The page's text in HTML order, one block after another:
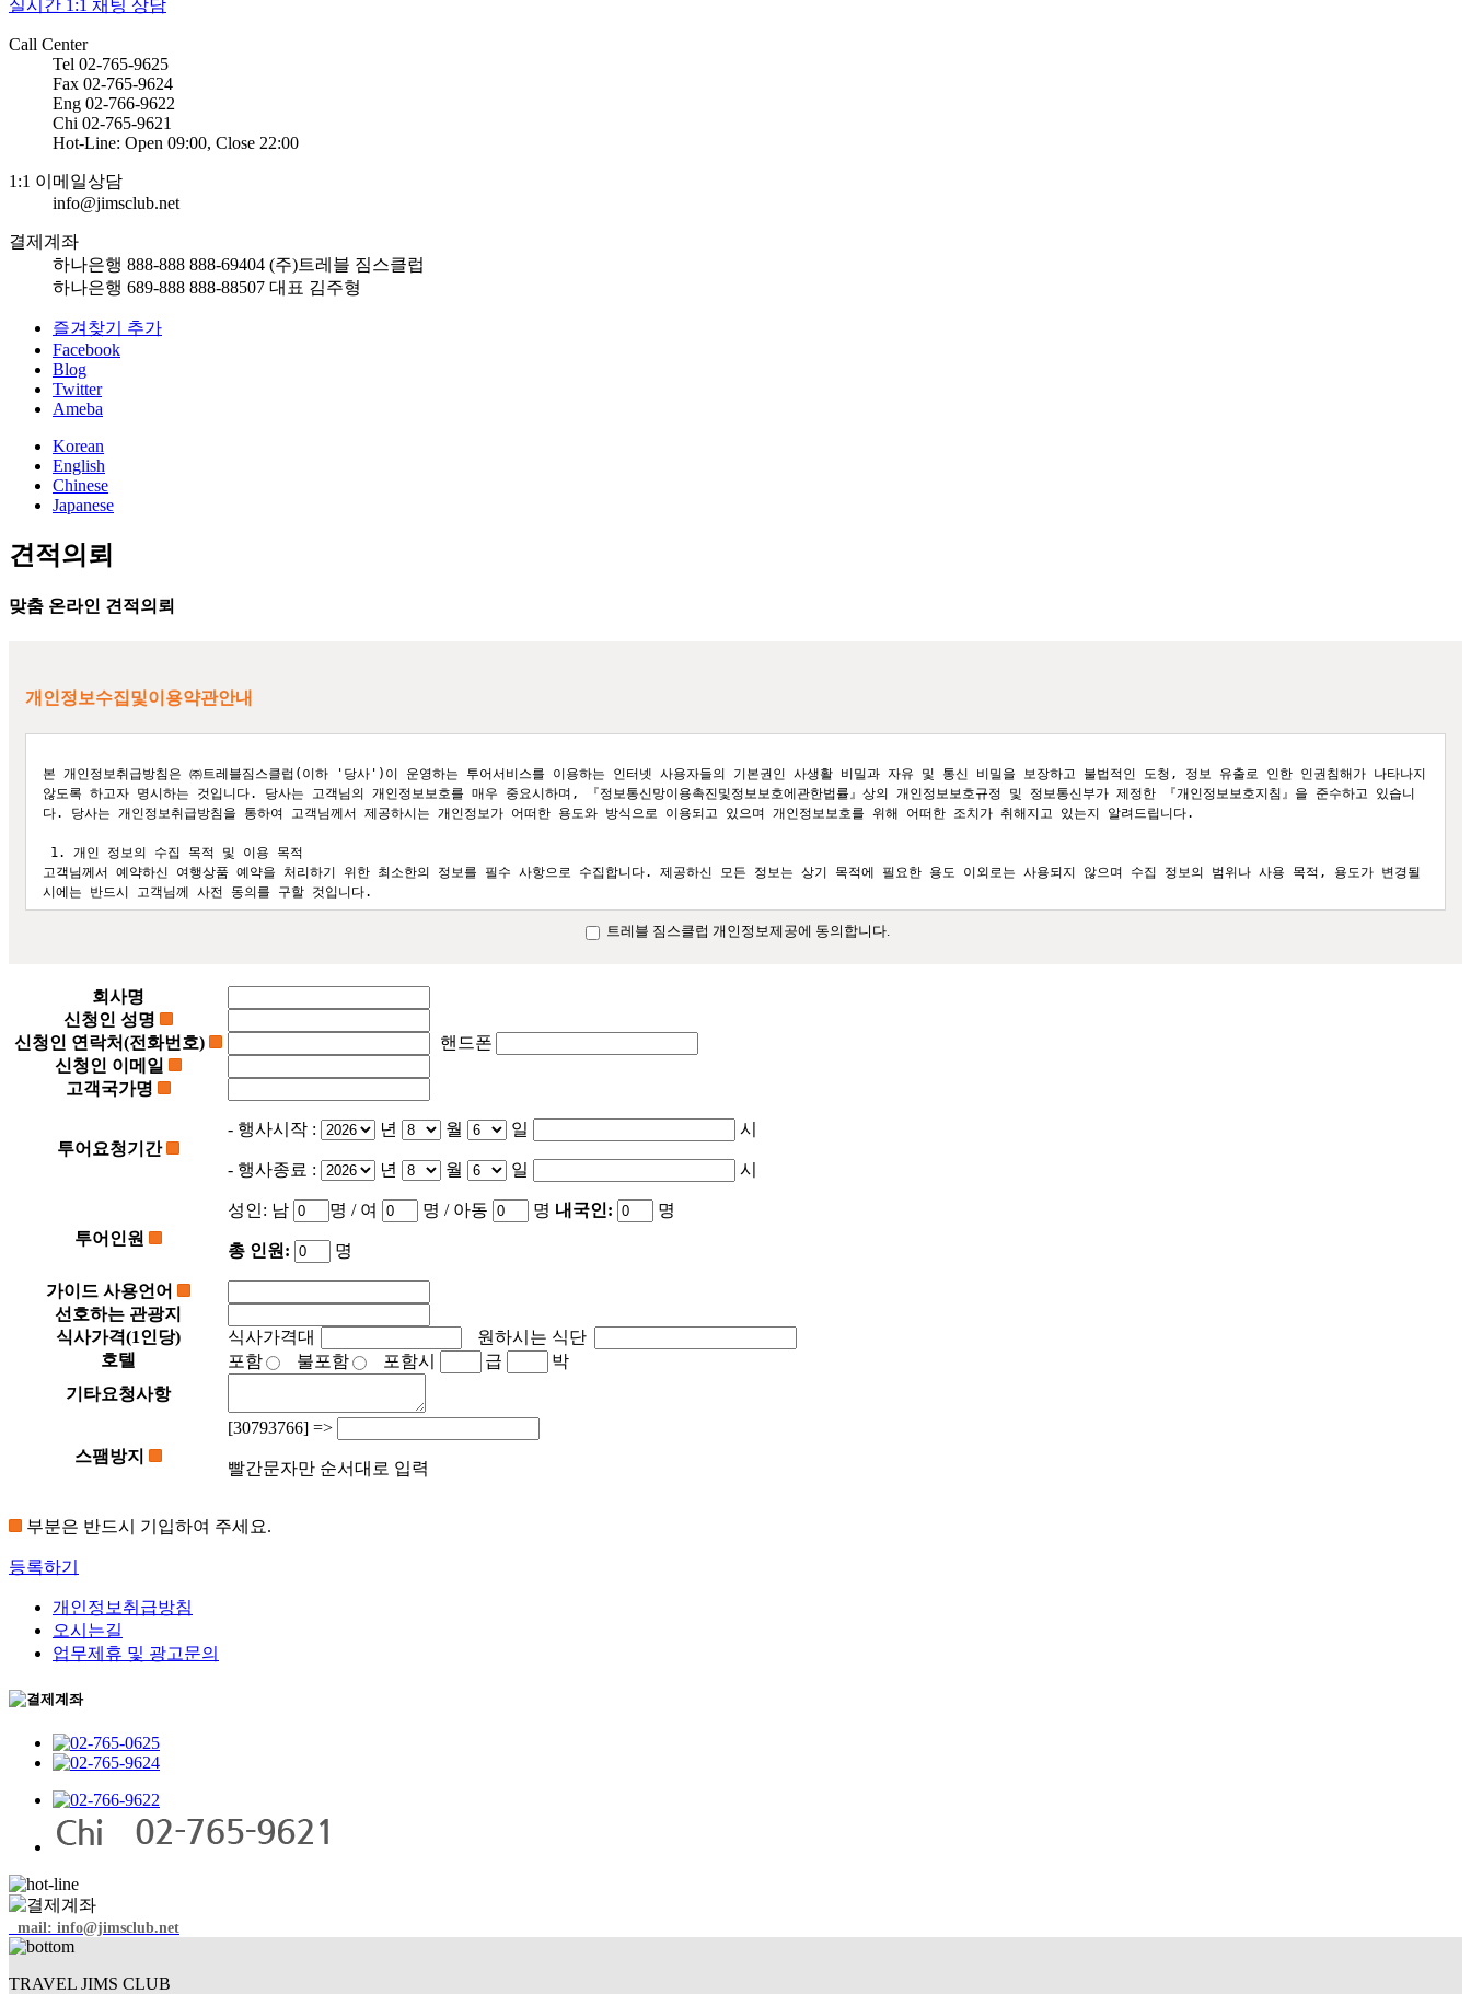
실시간 1:1 채팅 상담
Call Center
Tel 02-765-9625
Fax 02-765-9624
Eng 02-766-9622
Chi 02-765-9621
Hot-Line: Open 09:00, Close 22:00
1:1 이메일상담
info@jimsclub.net
결제계좌
하나은행 888-888 888-69404 (주)트레블 짐스클럽
하나은행 689-888 888-88507 대표 김주형
즐겨찾기 추가
Facebook
Blog
Twitter
Ameba
Korean
English
Chinese
Japanese
견적의뢰
맞춤 온라인 견적의뢰
개인정보수집및이용약관안내
본 개인정보취급방침은 ㈜트레블짐스클럽(이하 '당사')이 운영하는 투어서비스를 이용하는 인터넷 사용자들의 기본권인 사생활 비밀과 자유 및 통신 비밀을 보장하고 불법적인 도청, 정보 유출로 인한 인권침해가 나타나지
않도록 하고자 명시하는 것입니다. 당사는 고객님의 개인정보보호를 매우 중요시하며, 『정보통신망이용촉진및정보보호에관한법률』상의 개인정보보호규정 및 정보통신부가 제정한 『개인정보보호지침』을 준수하고 있습니
다. 당사는 개인정보취급방침을 통하여 고객님께서 제공하시는 개인정보가 어떠한 용도와 방식으로 이용되고 있으며 개인정보보호를 위해 어떠한 조치가 취해지고 있는지 알려드립니다.
고객님께서 예약하신 여행상품 예약을 처리하기 위한 최소한의 정보를 필수 사항으로 수집합니다. 제공하신 모든 정보는 상기 목적에 필요한 용도 이외로는 사용되지 않으며 수집 정보의 범위나 사용 목적, 용도가 변경될
시에는 반드시 고객님께 사전 동의를 구할 것입니다.
-예약내역의 확인 및 상담 목적: 전화번호, E-mail주소, 핸드폰번호, 기타 연락처
고객님이 당사에 제공하는 개인정보는 예약서비스를 받는 동안 예약기록과 함께 보유하며 예약서비스 제공을 위해서만 이용하게 됩니다.
3. 개인정보의 이용기간 및 보유기간
고객님의 개인정보는 다음과 같이 개인정보의 수집목적 또는 제공받은 목적이 달성되면 파기됩니다. 단, 상법 등 관련법령의 규정에 의하여 다음과 같이 거래 관련 권리 의무 관계의 확인 등을 이유로 일정 기간 보유하여
야 할 필요가 있을 경우에는 일정기간 보유합니다.
- 대금결제 및 재화 등의 공급에 관한 기록 : 5년
- 소비자의 불만 또는 분쟁처리에 관한 기록 : 3년
원칙적으로 당사는 고객님의 개인정보를 서비스와 무관한 타 기업, 기관에 공개하지 않습니다. 다만, 고객님의 개인정보를 공유하는 경우 다음과 같습니다.
- 항공기 탑승, 선박승선, 렌터카 대여, 호텔 숙박 등을 위해 국내외 항공사나, 해운업체, 렌터카, 호텔 업체에 제공됩니다.
- 당사는 여행자의 개인정보를 활용하여 고객님을 위한 맞춤서비스, 커뮤니티서비스, 모바일서비스 등을 제공할 수 있습니다.
- 여행자보험에 가입하는 경우 해당 보험사에 제공됩니다.
- 당사는 새로운 기술개발이나 보다 나은 서비스의 제공을 위하여 이용자들의 개인정보를 공유 할 수 있습니다. 이 경우에도 정보수집 또는 정보제공 이전에 이용자들에게 개인정보를 공유할 기관이나 단체가 누구인지, 어
떤 정보가 왜 필요한지, 그리고 언제까지 어떻게 보호되고 관리되는지 알려드리고 동의를 구하는 절차를 거치게 되며, 이용자들의 동의가 없는 경우에는 추가적인 정보를 임의로 수집하거나 공유하지 않습니다.
이외에는 아래의 경우에 준합니다.
- 관계법령에 의하여 수사상의 목적으로 관계기관으로부터의 요구가 있을 경우
- 통계작성학술연구나 시장조사를 위하여 특정 개인을 식별할 수 없는 형태로 광고주협력사나 연구단체 등에 제공하는 경우
- 기타 관계법령에서 정한 절차에 따른 요청이 있는 경우
- 문화관광부 인증 우수상품에 관한 해당 관련기관의 요청이 있는 경우
- 서비스 제공에 따른 요금정산을 위하여 필요한 경우
- 홈페이지에 게시한  이용 약관 또는 운영원칙을 위반한 경우
- 투어서비스를 이용하여 타인에게 정신적, 물질적 피해를 줌으로써 그에 대한 법적인 조치를 취하기 위하여 개인정보를 공개해야 한다고 판단되는 충분한 근거가 있는 경우
우
습니다. 본래의 수집목적 및 이용목적에 반하여 무분별하게 정보가 제공되지 않도록 최대한 노력하겠습니다.
당사는 고객님이 예약시 개인정보취급방침 「동의」를 체크하면 개인정보 수집에 대해 동의한 것과 동일시합니다.
당사는 귀하의 정보를 수시로 저장하고 찾아내는 쿠키(Cookie)를 운용합니다. 쿠키란 당사의 웹사이트를 운영하는데 이용되는 서버가 귀하의 브라우저에 보내는 아주 작은 텍스트 파일로서 이용자의 컴퓨터 하드디스크에
저장되며, 이는 이용자의 방문형태, 이용형태 등을 파악하여 더욱 편리한 서비스를 만들어 제공할 수 있도록 하는데 목적이 있습니다. 이용자는 웹브라우저에서 옵션을 설정함으로서 모든 쿠키를 허용할 수도 있고, 매번
당사는 귀하의 개인정보를 취급함에 있어 개인정보가 분실, 도난, 누출, 변조 또는 훼손되지 않도록 안전성 확보를 위하여 다음과 같은 기술적 대책을 강구하고 있습니다.
- 귀하의 개인정보는 비밀번호에 의해 보호되며 파일 및 전송데이터를 암호화하거나 파일 잠금기능(Lock)을 사용하여 중요한 데이터는 별도의 보안기능을 통해 보호되고 있습니다.
- 당사는 백신프로그램을 이용하여 컴퓨터바이러스에 의한 피해를 방지하기 위한 조치를 취하고 있습니다. 백신프로그램은 주기적으로 업데이트되며 갑작스런 바이러스가 출현할 경우 백신이 나오는 즉시 이를 제공함으로
써 개인정보가 침해되는 것을 방지하고 있습니다.
- 당사는 암호알고리즘을 이용하여 네트워크 상의 개인정보를 안전하게 전송할 수 있는 보안장치(SSL 또는 SET)를 채택하고 있습니다.
- 해킹 등 외부침입에 대비하여 각 서버마다 침입차단시스템 및 취약점 분석시스템 등을 이용하여 보안에 만전을 기하고 있습니다.
트레블 짐스클럽 개인정보제공에 동의합니다.
회사명
신청인 성명
신청인 연락처(전화번호)
핸드폰
신청인 이메일
고객국가명
투어요청기간
- 행사시작 : 년 월 일 시
- 행사종료 : 년 월 일 시
투어인원
성인: 남 명 / 여 명 / 아동 명 내국인: 명
총 인원: 명
가이드 사용언어
선호하는 관광지
식사가격(1인당)
식사가격대
원하시는 식단
호텔
포함 불포함 포함시 급
박
기타요청사항
스팸방지
[30793766] =>
빨간문자만 순서대로 입력
부분은 반드시 기입하여 주세요.
등록하기
개인정보취급방침
오시는길
업무제휴 및 광고문의
mail: info@jimsclub.net
TRAVEL JIMS CLUB